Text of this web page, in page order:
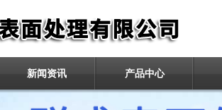
新闻资讯 产品中心